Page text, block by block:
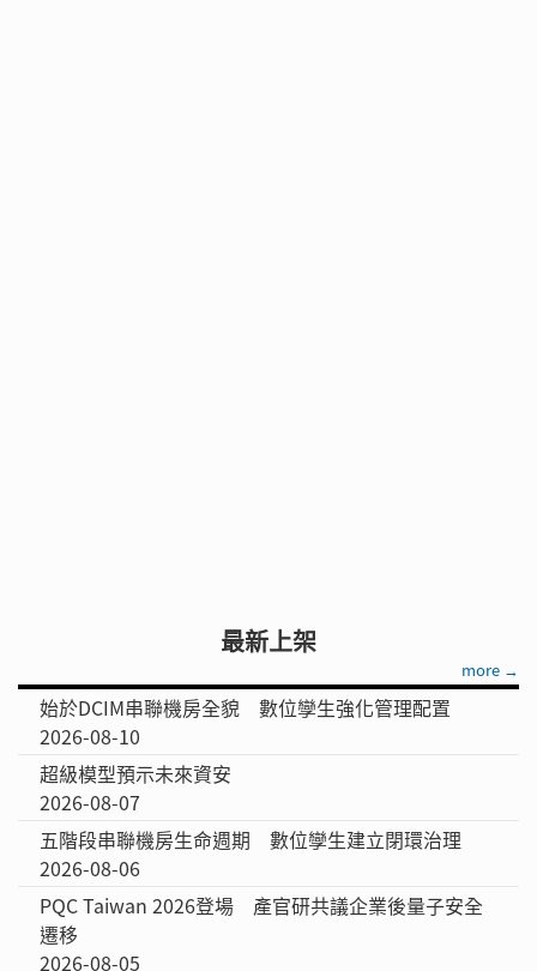
最新上架
more →
始於DCIM串聯機房全貌 數位孿生強化管理配置
2026-08-10
超級模型預示未來資安
2026-08-07
五階段串聯機房生命週期 數位孿生建立閉環治理
2026-08-06
PQC Taiwan 2026登場 產官研共議企業後量子安全
遷移
2026-08-05